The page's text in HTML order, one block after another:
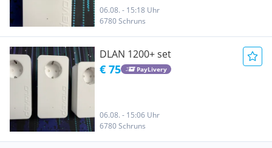
06.08. - 15:18 Uhr
6780 Schruns
DLAN 1200+ set
€ 75 PayLivery
06.08. - 15:06 Uhr
6780 Schruns